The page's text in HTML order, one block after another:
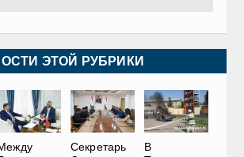
ЭТОЙ РУБРИКИ
Секретарь
В